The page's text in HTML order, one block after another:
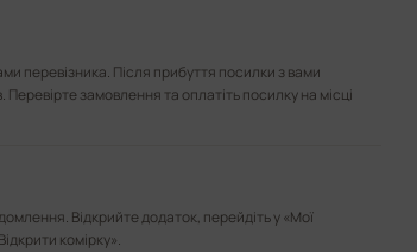
перевізника. Після прибуття посилки з вами
замовлення та оплатіть посилку на місці
Відкрийте додаток, перейдіть у «Мої
комірку».